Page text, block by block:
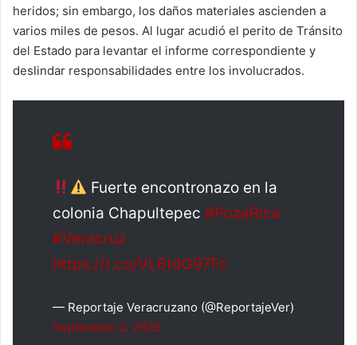
heridos; sin embargo, los daños materiales ascienden a
varios miles de pesos. Al lugar acudió el perito de Tránsito
del Estado para levantar el informe correspondiente y
deslindar responsabilidades entre los involucrados.
Fuerte encontronazo en la
colonia Chapultepec #PozaRica
#Veracruz
https://t.co/VL6tdG97Fc
— Reportaje Veracruzano (@ReportajeVer)
September 2, 2025